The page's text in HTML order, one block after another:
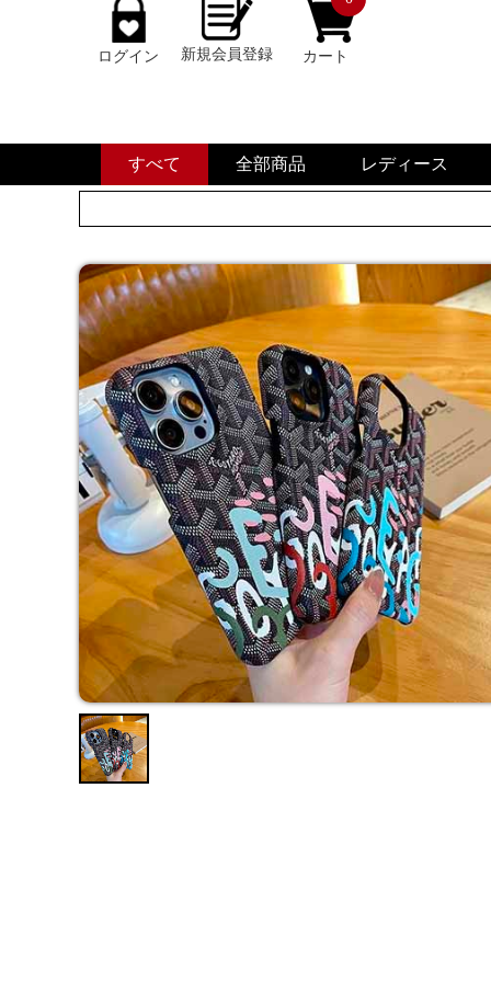
ログイン 新規会員登録 カート
すべて 全部商品 レディース